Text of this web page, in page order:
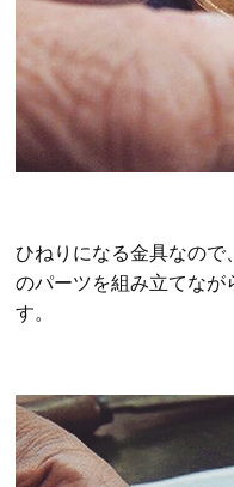
ひねりになる金具なので
のパーツを組み立てなが
す。